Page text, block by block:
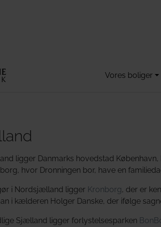
Vores boliger
ligger Danmarks hovedstad
hvor Dronningen bor, have en
i Nordsjælland ligger Kronborg, der er
i kælderen Holger Danske, der ifølge
Sjælland ligger forlystelsesparken